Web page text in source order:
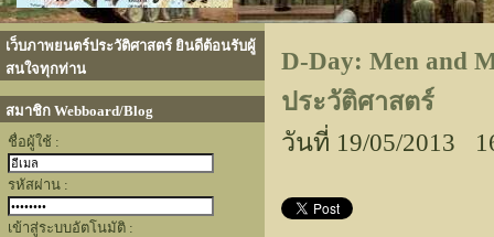
เว็บภาพยนตร์ประวัติศาสตร์ ยินดีต้อนรับผู้
สนใจทุกท่าน
สมาชิก Webboard/Blog
ชื่อผู้ใช้ :
รหัสผ่าน :
เข้าสู่ระบบอัตโนมัติ :
D-Day: Men and
ประวัติศาสตร์
วันที่ 19/05/2013